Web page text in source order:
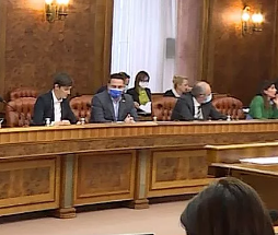
30 ISPOD 30
BACK TO OFFICE/SCHOOL
BIZBENDOVI
BIZKOLEGIJUM
BMW BIZNIS LIGA
BIZLIFE WEEK
BIZBENDOVI
BIZKOLEGIJUM
BMW BIZNIS LIGA
BIZLIFE WEEK
IZJAVA GODINE